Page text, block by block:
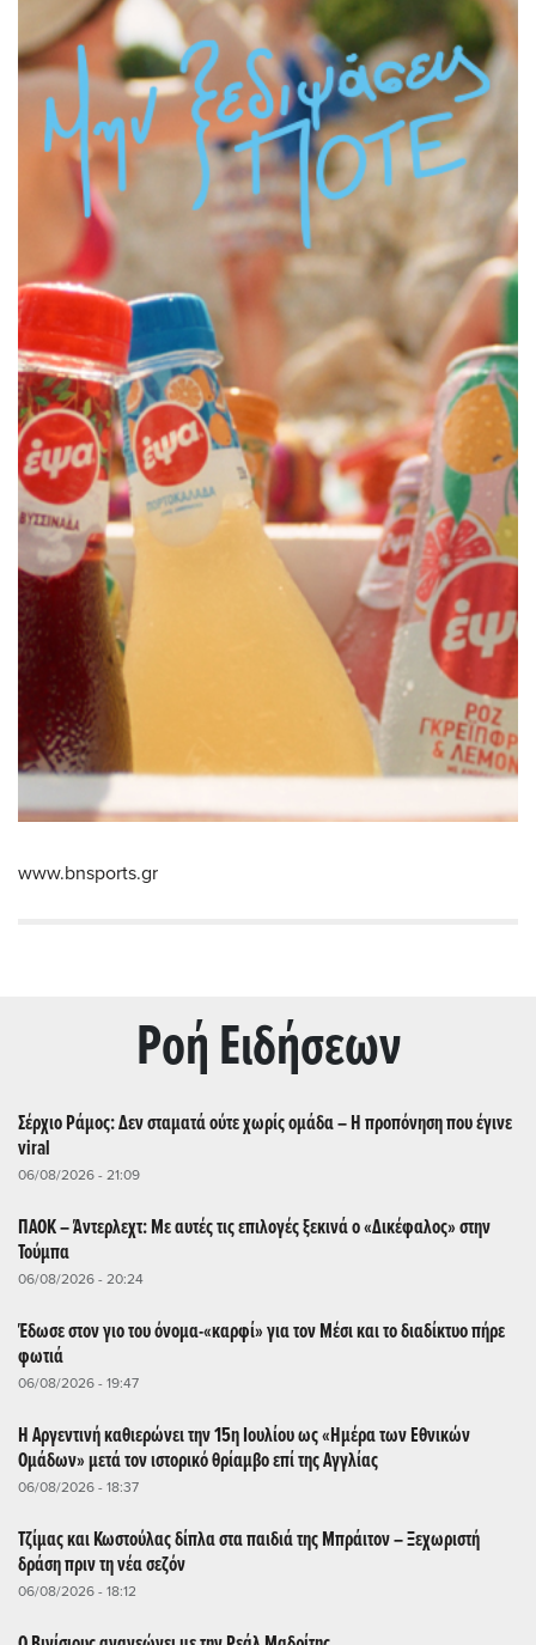
www.bnsports.gr
Ρoή Ειδήσεων
Σέρχιο Ράμος: Δεν σταματά ούτε χωρίς ομάδα – Η προπόνηση που έγινε
viral
06/08/2026 - 21:09
ΠΑΟΚ – Άντερλεχτ: Με αυτές τις επιλογές ξεκινά ο «Δικέφαλος» στην
Τούμπα
06/08/2026 - 20:24
Έδωσε στον γιο του όνομα-«καρφί» για τον Μέσι και το διαδίκτυο πήρε
φωτιά
06/08/2026 - 19:47
Η Αργεντινή καθιερώνει την 15η Ιουλίου ως «Ημέρα των Εθνικών
Ομάδων» μετά τον ιστορικό θρίαμβο επί της Αγγλίας
06/08/2026 - 18:37
Τζίμας και Κωστούλας δίπλα στα παιδιά της Μπράιτον – Ξεχωριστή
δράση πριν τη νέα σεζόν
06/08/2026 - 18:12